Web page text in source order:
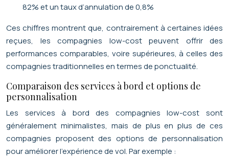
82% et un taux d’annulation de 0,8%
Ces chiffres montrent que, contrairement à certaines idées
reçues, les compagnies low-cost peuvent offrir des
performances comparables, voire supérieures, à celles des
compagnies traditionnelles en termes de ponctualité.
Comparaison des services à bord et options de
personnalisation
Les services à bord des compagnies low-cost sont
généralement minimalistes, mais de plus en plus de ces
compagnies proposent des options de personnalisation
pour améliorer l’expérience de vol. Par exemple :